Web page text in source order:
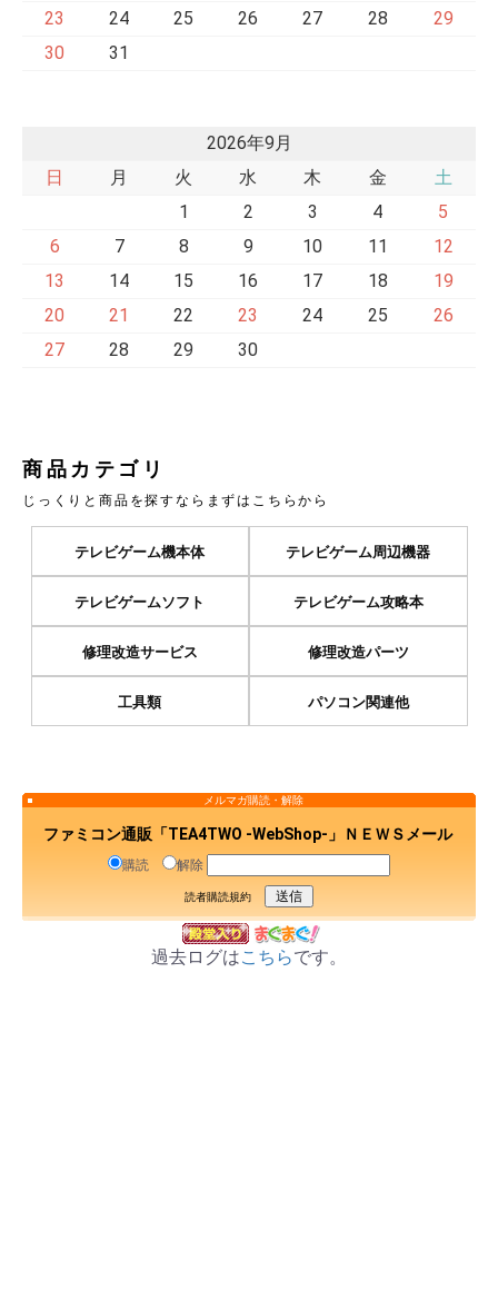
23 24 25 26 27 28
29
30
31
2026年9月
日
月 火 水 木 金
土
1
2 3 4
5
6
7 8 9 10 11
12
13
14 15 16 17 18
19
20
21 22 23 24 25
26
27
28 29 30
商品カテゴリ
じっくりと商品を探すならまずはこちらから
テレビゲーム機本体 テレビゲーム周辺機器
テレビゲームソフト テレビゲーム攻略本
修理改造サービス 修理改造パーツ
工具類 パソコン関連他
メルマガ購読・解除
ファミコン通販「TEA4TWO -WebShop-」ＮＥＷＳメール
購読 解除
読者購読規約
過去ログはこちらです。